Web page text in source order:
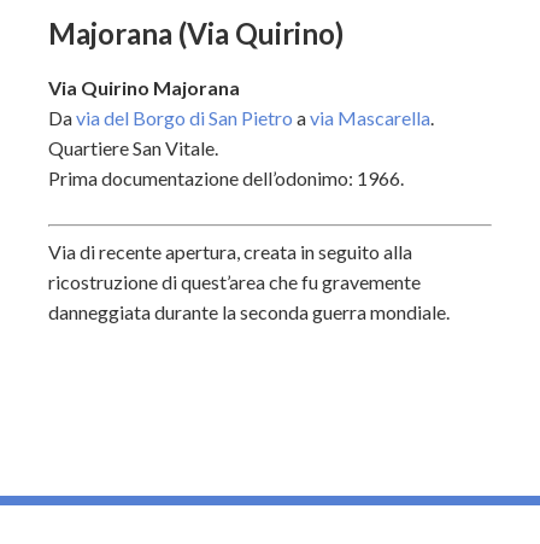
Majorana (Via Quirino)
Via Quirino Majorana
Davia del Borgo di San Pietro avia Mascarella.
Quartiere San Vitale.
Prima documentazione dell’odonimo: 1966.
Via di recente apertura, creata in seguito alla
ricostruzione di quest’area che fu gravemente
danneggiata durante la seconda guerra mondiale.